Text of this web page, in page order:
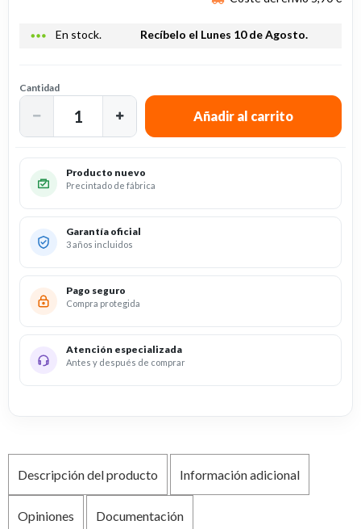
more_horiz En stock. Recíbelo el Lunes 10 de Agosto.
Cantidad
Producto nuevo
Precintado de fábrica
Garantía oficial
3 años incluidos
Pago seguro
Compra protegida
Atención especializada
Antes y después de comprar
Descripción del producto Información adicional
Opiniones Documentación